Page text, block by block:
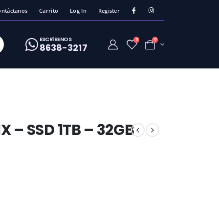
Carrito Log In Register
ESCRíBENOS
8638-3217
0 0
– SSD 1TB – 32GB